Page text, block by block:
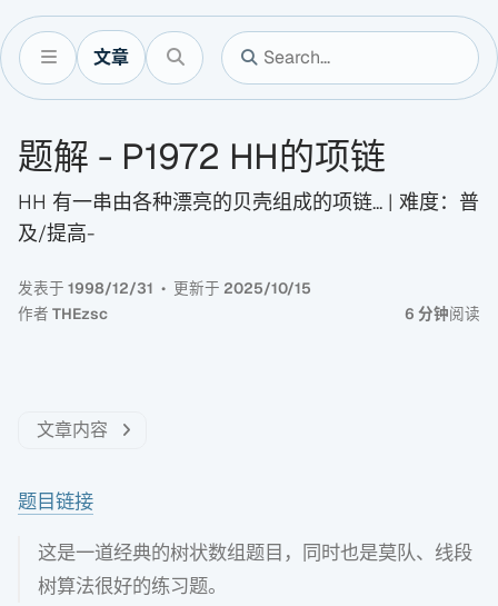
文章
题解 - P1972 HH的项链
HH 有一串由各种漂亮的贝壳组成的项链... | 难度：普
及/提高-
发表于 1998/12/31 更新于 2025/10/15
作者 THEzsc 6 分钟阅读
文章内容
题目链接
这是一道经典的树状数组题目，同时也是莫队、线段
树算法很好的练习题。